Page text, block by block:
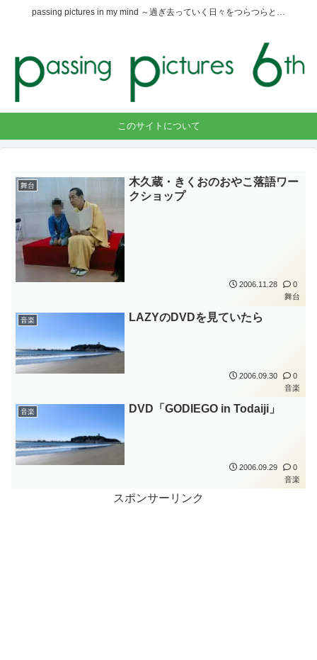
passing pictures in my mind ～過ぎ去っていく日々をつらつらと…
このサイトについて
舞台
木久蔵・きくおのおやこ落語ワー
クショップ
2006.11.28
0
舞台
音楽 LAZYのDVDを見ていたら
2006.09.30
0
音楽
音楽 DVD「GODIEGO in Todaiji」
2006.09.29
0
音楽
スポンサーリンク